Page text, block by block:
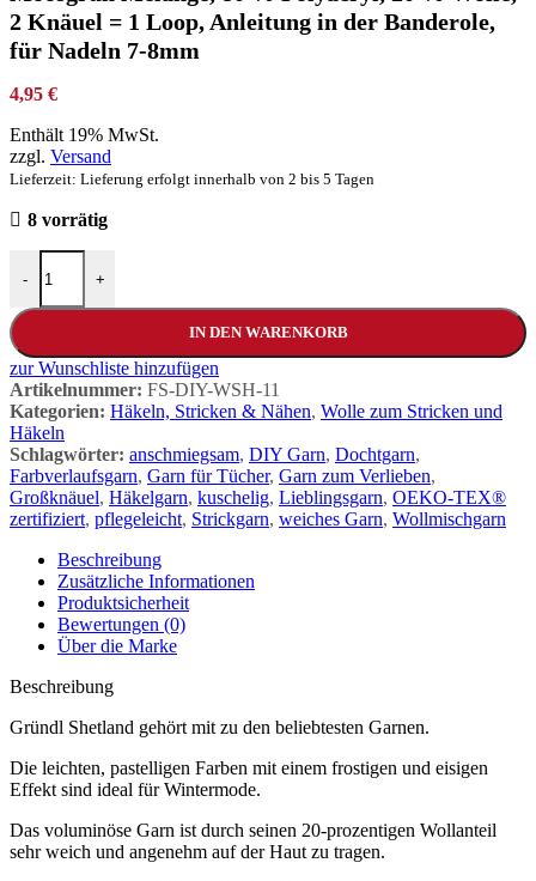
2 Knäuel = 1 Loop, Anleitung in der Banderole,
für Nadeln 7-8mm
4,95 €
Enthält 19% MwSt.
zzgl. Versand
Lieferzeit: Lieferung erfolgt innerhalb von 2 bis 5 Tagen
8 vorrätig
- +
IN DEN WARENKORB
zur Wunschliste hinzufügen
Artikelnummer: FS-DIY-WSH-11
Kategorien: Häkeln, Stricken & Nähen, Wolle zum Stricken und
Häkeln
Schlagwörter: anschmiegsam, DIY Garn, Dochtgarn,
Farbverlaufsgarn, Garn für Tücher, Garn zum Verlieben,
Großknäuel, Häkelgarn, kuschelig, Lieblingsgarn, OEKO-TEX®
zertifiziert, pflegeleicht, Strickgarn, weiches Garn, Wollmischgarn
Beschreibung
Zusätzliche Informationen
Produktsicherheit
Bewertungen (0)
Über die Marke
Beschreibung
Gründl Shetland gehört mit zu den beliebtesten Garnen.
Die leichten, pastelligen Farben mit einem frostigen und eisigen
Effekt sind ideal für Wintermode.
Das voluminöse Garn ist durch seinen 20-prozentigen Wollanteil
sehr weich und angenehm auf der Haut zu tragen.